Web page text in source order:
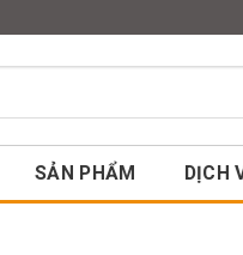
SẢN PHẨM DỊCH